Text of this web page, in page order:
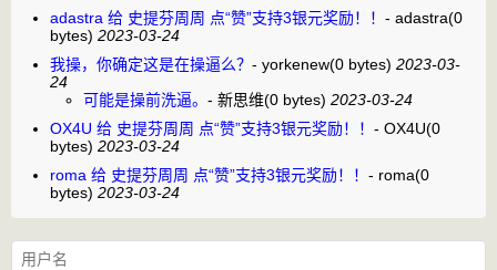
adastra 给 史提芬周周 点“赞”支持3银元奖励！！ - adastra(0
bytes) 2023-03-24
我操，你确定这是在操逼么？ - yorkenew(0 bytes) 2023-03-
24
可能是操前洗逼。 - 新思维(0 bytes) 2023-03-24
OX4U 给 史提芬周周 点“赞”支持3银元奖励！！ - OX4U(0
bytes) 2023-03-24
roma 给 史提芬周周 点“赞”支持3银元奖励！！ - roma(0
bytes) 2023-03-24